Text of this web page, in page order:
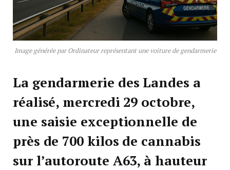
Image générée par Ordinateur représentant une voiture de gendarmerie
La gendarmerie des Landes a
réalisé, mercredi 29 octobre,
une saisie exceptionnelle de
près de 700 kilos de cannabis
sur l’autoroute A63, à hauteur